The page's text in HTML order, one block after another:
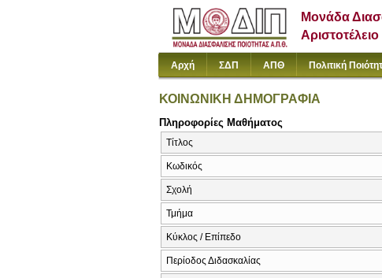
Μονάδα
Αρχή ΣΔΠ ΑΠΘ Πολιτική
ΚΟΙΝΩΝΙΚΗ ΔΗΜΟΓΡΑΦΙΑ
Πληροφορίες Μαθήματος
Τίτλος
Κωδικός
Σχολή
Τμήμα
Κύκλος / Επίπεδο
Περίοδος Διδασκαλίας